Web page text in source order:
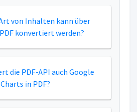
konvertiert werden?
Charts in PDF?